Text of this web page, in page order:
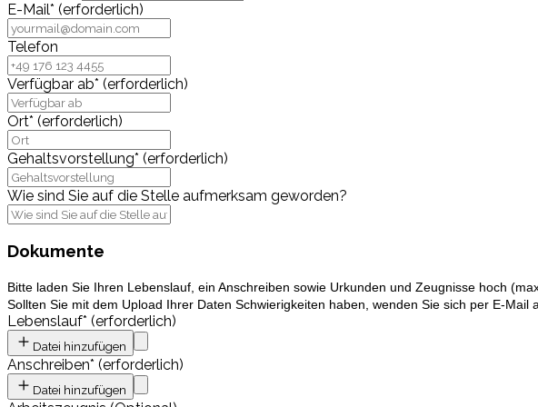
E-Mail* (erforderlich)
Telefon
Verfügbar ab* (erforderlich)
Ort* (erforderlich)
Gehaltsvorstellung* (erforderlich)
Wie sind Sie auf die Stelle aufmerksam geworden?
Dokumente
Bitte laden Sie Ihren Lebenslauf, ein Anschreiben sowie Urkunden und Zeugnisse hoch
Sollten Sie mit dem Upload Ihrer Daten Schwierigkeiten haben, wenden Sie sich per E-Mail
Lebenslauf* (erforderlich)
Datei hinzufügen
Anschreiben* (erforderlich)
Datei hinzufügen